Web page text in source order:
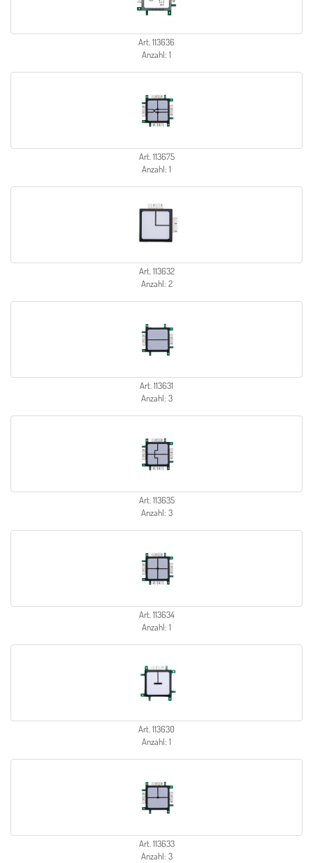
Art. 113636
Anzahl: 1
Art. 113675
Anzahl: 1
Art. 113632
Anzahl: 2
Art. 113631
Anzahl: 3
Art. 113635
Anzahl: 3
Art. 113634
Anzahl: 1
Art. 113630
Anzahl: 1
Art. 113633
Anzahl: 3